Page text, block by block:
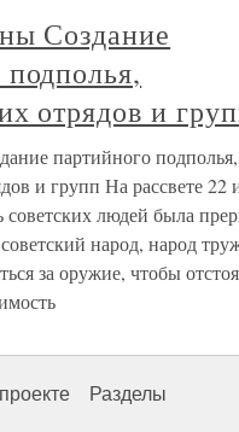
Создание
отрядов и
партийного подполья,
и групп На рассвете 22
людей была
народ, народ
за оружие, чтобы
Разделы